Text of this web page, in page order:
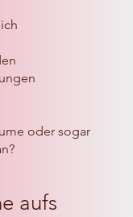
oder sogar
aufs